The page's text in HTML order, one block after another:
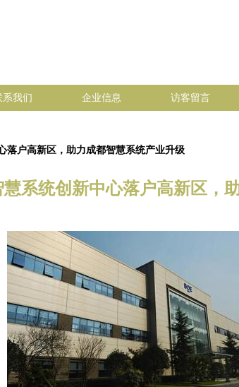
系我们 企业信息 访客留言
落户高新区，助力成都智慧系统产业升级
系统创新中心落户高新区，